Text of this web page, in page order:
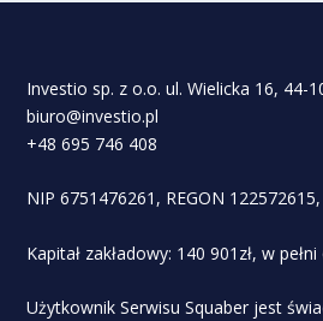
Investio sp. z o.o. ul. Wielicka 16, 44-
biuro@investio.pl
+48 695 746 408
NIP 6751476261, REGON
Kapitał zakładowy: 140 901zł, w
Użytkownik Serwisu Squaber jest